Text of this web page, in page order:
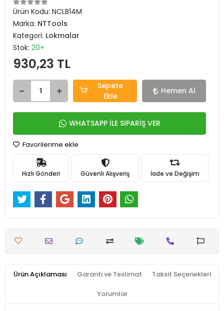
Ürün Kodu: NCLB14M
Marka: NTTools
Kategori: Lokmalar
Stok: 20+
930,23 TL
Sepete
Ekle
Hemen Al
WHATSAPP İLE SİPARİŞ VER
Favorilerime ekle
Hızlı Gönderi Güvenli Alışveriş İade ve Değişim
Ürün Açıklaması Garanti ve Teslimat Taksit Seçenekleri
Yorumlar